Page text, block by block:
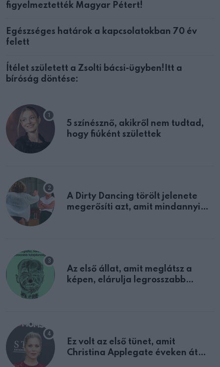
figyelmeztették Magyar Pétert!
Egészséges határok a kapcsolatokban 70 év
felett
Ítélet született a Zsolti bácsi-ügyben!Itt a
bíróság döntése:
5 színésznő, akikről nem tudtad,
hogy fiúként születtek
A Dirty Dancing törölt jelenete
megerősíti azt, amit mindannyian
Az első állat, amit meglátsz a
képen, elárulja legrosszabb
Ez volt az első tünet, amit
Christina Applegate éveken át